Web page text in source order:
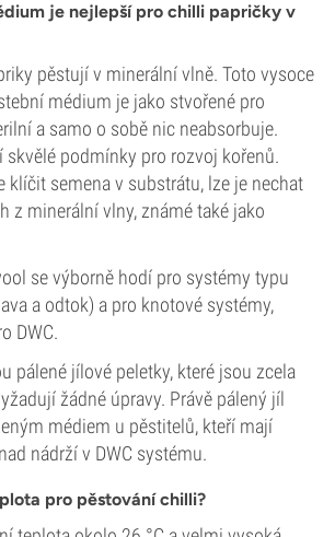
je nejlepší pro chilli papričky v
pěstují v minerální vlně. Toto vysoce
médium je jako stvořené pro
a samo o sobě nic neabsorbuje.
skvělé podmínky pro rozvoj kořenů.
klíčit semena v substrátu, lze je nechat
z minerální vlny, známé také jako
se výborně hodí pro systémy typu
a odtok) a pro knotové systémy,
DWC.
pálené jílové peletky, které jsou zcela
žádné úpravy. Právě pálený jíl
médiem u pěstitelů, kteří mají
nádrží v DWC systému.
pro pěstování chilli?